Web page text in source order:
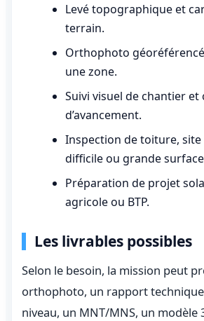
Levé topographique et
terrain.
Orthophoto
une zone.
Suivi visuel de chantier
d’avancement.
Inspection de toiture,
difficile ou grande
Préparation de projet
agricole ou BTP.
Les livrables possibles
Selon le besoin, la mission peut
orthophoto, un rapport
niveau, un MNT/MNS, un modèle